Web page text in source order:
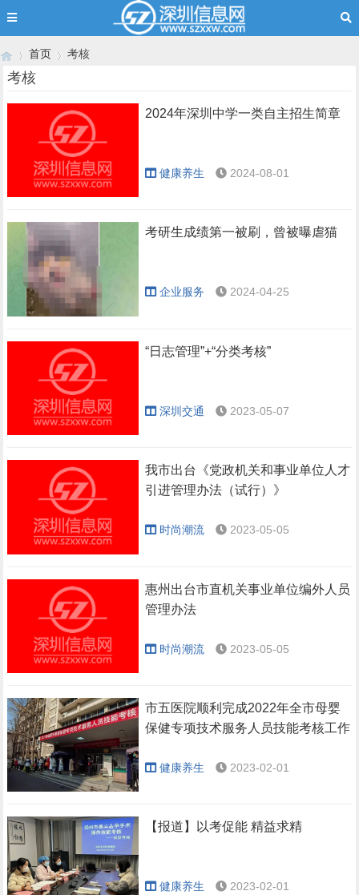
首页
›
考核
考核
2024年深圳中学一类自主招生简章
健康养生 2024-08-01
考研生成绩第一被刷，曾被曝虐猫
企业服务 2024-04-25
“日志管理”+“分类考核”
深圳交通 2023-05-07
我市出台《党政机关和事业单位人才
引进管理办法（试行）》
时尚潮流 2023-05-05
惠州出台市直机关事业单位编外人员
管理办法
时尚潮流 2023-05-05
市五医院顺利完成2022年全市母婴
保健专项技术服务人员技能考核工作
健康养生 2023-02-01
【报道】以考促能 精益求精
健康养生 2023-02-01